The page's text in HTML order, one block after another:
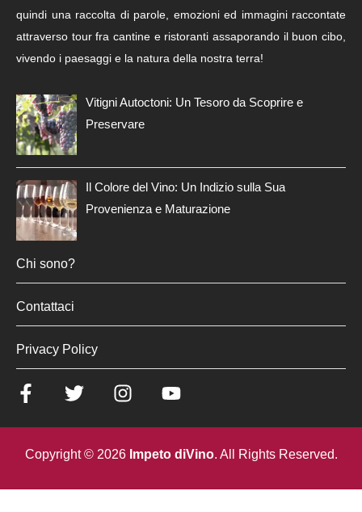
quindi una raccolta di parole, emozioni ed immagini raccontate
attraverso tour fra cantine e ristoranti assaporando il buon cibo,
vivendo i paesaggi e la natura della nostra terra!
Vitigni Autoctoni: Un Tesoro da Scoprire e
Preservare
Il Colore del Vino: Un Indizio sulla Sua
Provenienza e Maturazione
Chi sono?
Contattaci
Privacy Policy
Copyright © 2026 Impeto diVino. All Rights Reserved.